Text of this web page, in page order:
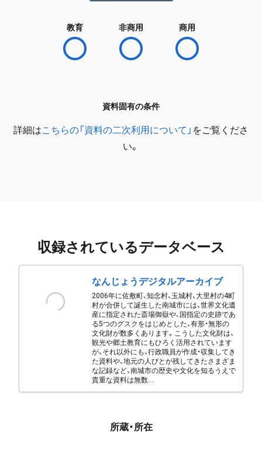
教育 非商用 商用
資料固有の条件
詳細はこちらの「資料の二次利用について」 をご覧くださ
い。
収録されているデータベース
なんじょうデジタルアーカイブ
2006年に佐敷町、知念村、玉城村、大里村の4町
村が合併して誕生した南城市には、世界文化遺
産に指定された斎場御嶽や、国指定の史跡であ
る5つのグスクをはじめとした、有形・無形の
文化財が数多くあります。こうした文化財は、
観光や郷土教育にもひろく活用されています
が、それ以外にも、行政職員が作成・収集してき
た資料や、地元の人びとが残してきたさまざま
な記録など、南城市の歴史や文化を知るうえで
貴重な資料は無数...
所蔵・所在